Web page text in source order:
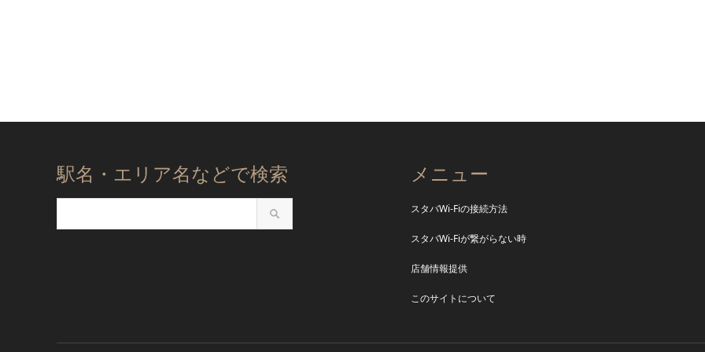
駅名・エリア名などで検索 メニュー
スタバWi-Fiの接続方法
スタバWi-Fiが繋がらない時
店舗情報提供
このサイトについて